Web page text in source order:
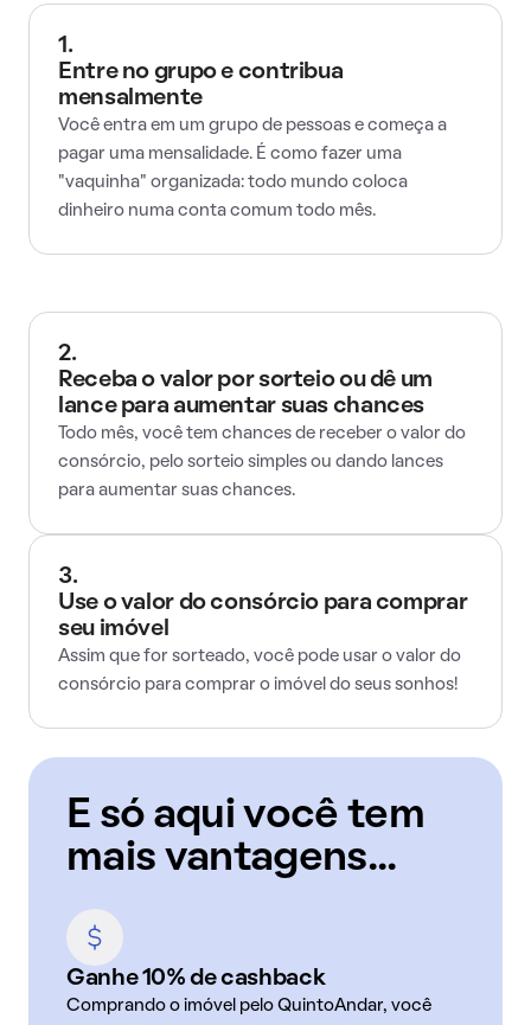
1.
Entre no grupo e contribua
mensalmente
Você entra em um grupo de pessoas e começa a
pagar uma mensalidade. É como fazer uma
"vaquinha" organizada: todo mundo coloca
dinheiro numa conta comum todo mês.
2.
Receba o valor por sorteio ou dê um
lance para aumentar suas chances
Todo mês, você tem chances de receber o valor do
consórcio, pelo sorteio simples ou dando lances
para aumentar suas chances.
3.
Use o valor do consórcio para comprar
seu imóvel
Assim que for sorteado, você pode usar o valor do
consórcio para comprar o imóvel do seus sonhos!
E só aqui você tem
mais vantagens...
Ganhe 10% de cashback
Comprando o imóvel pelo QuintoAndar, você